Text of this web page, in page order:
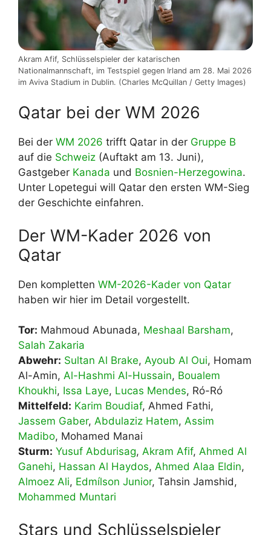
Akram Afif, Schlüsselspieler der katarischen
Nationalmannschaft, im Testspiel gegen Irland am 28. Mai 2026
im Aviva Stadium in Dublin. (Charles McQuillan / Getty Images)
Qatar bei der WM 2026
Bei der WM 2026 trifft Qatar in der Gruppe B
auf die Schweiz (Auftakt am 13. Juni),
Gastgeber Kanada und Bosnien-Herzegowina.
Unter Lopetegui will Qatar den ersten WM-Sieg
der Geschichte einfahren.
Der WM-Kader 2026 von
Qatar
Den kompletten WM-2026-Kader von Qatar
haben wir hier im Detail vorgestellt.
Tor: Mahmoud Abunada, Meshaal Barsham,
Salah Zakaria
Abwehr: Sultan Al Brake, Ayoub Al Oui, Homam
Al-Amin, Al-Hashmi Al-Hussain, Boualem
Khoukhi, Issa Laye, Lucas Mendes, Ró-Ró
Mittelfeld: Karim Boudiaf, Ahmed Fathi,
Jassem Gaber, Abdulaziz Hatem, Assim
Madibo, Mohamed Manai
Sturm: Yusuf Abdurisag, Akram Afif, Ahmed Al
Ganehi, Hassan Al Haydos, Ahmed Alaa Eldin,
Almoez Ali, Edmílson Junior, Tahsin Jamshid,
Mohammed Muntari
Stars und Schlüsselspieler